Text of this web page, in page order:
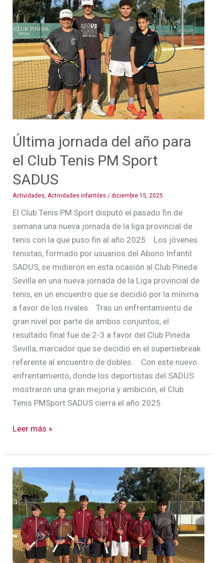
Última jornada del año para
el Club Tenis PM Sport
SADUS
Actividades Actividades infantiles /diciembre 15, 2025
El Club Tenis PM Sport disputó el pasado fin de
semana una nueva jornada de la liga provincial de
tenis con la que puso fin al año 2025. Los jóvenes
tenistas, formado por usuarios del Abono Infantil
SADUS, se midieron en esta ocasión al Club Pineda
Sevilla en una nueva jornada de la Liga provincial de
tenis, en un encuentro que se decidió por la mínima
a favor de los rivales. Tras un enfrentamiento de
gran nivel por parte de ambos conjuntos, el
resultado final fue de 2-3 a favor del Club Pineda
Sevilla, marcador que se decidió en el supertiebreak
referente al encuentro de dobles. Con este nuevo
enfrentamiento, donde los deportistas del SADUS
mostraron una gran mejoría y ambición, el Club
Tenis PMSport SADUS cierra el año 2025.
jornada
del
año
para
el
Club
Tenis
PM
Sport
SADUS
Leer más »
Primera
jornada
de
la
liga
provincial
de